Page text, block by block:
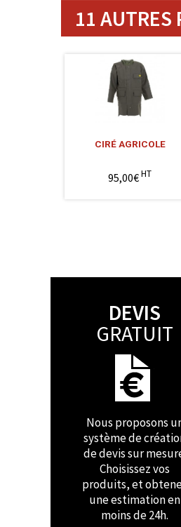
11 AUTRES
CIRÉ AGRICOLE
95,00€HT
DEVIS
GRATUIT
Nous proposons
système de
de devis sur
Choisissez vos
produits, et
une estimation en
moins de 24h.